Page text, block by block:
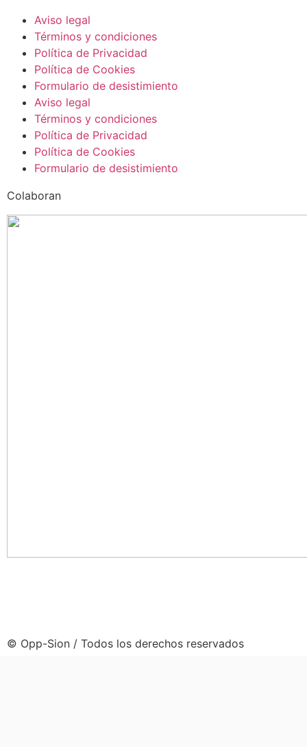
Aviso legal
Términos y condiciones
Política de Privacidad
Política de Cookies
Formulario de desistimiento
Aviso legal
Términos y condiciones
Política de Privacidad
Política de Cookies
Formulario de desistimiento
Colaboran
© Opp-Sion / Todos los derechos reservados